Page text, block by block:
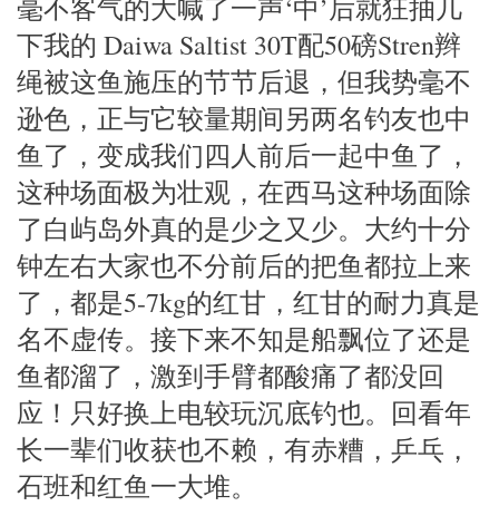
毫不客气的大喊了一声‘中’后就狂抽几
下我的 Daiwa Saltist 30T配50磅Stren辫
绳被这鱼施压的节节后退，但我势毫不
逊色，正与它较量期间另两名钓友也中
鱼了，变成我们四人前后一起中鱼了，
这种场面极为壮观，在西马这种场面除
了白屿岛外真的是少之又少。大约十分
钟左右大家也不分前后的把鱼都拉上来
了，都是5-7kg的红甘，红甘的耐力真是
名不虚传。接下来不知是船飘位了还是
鱼都溜了，激到手臂都酸痛了都没回
应！只好换上电较玩沉底钓也。回看年
长一辈们收获也不赖，有赤糟，乒乓，
石班和红鱼一大堆。